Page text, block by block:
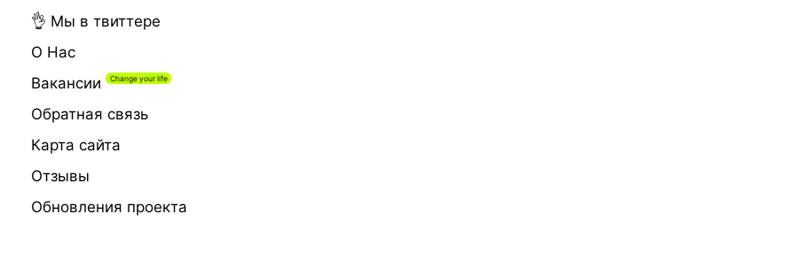
👌 Мы в твиттере
О Нас
Вакансии
Обратная связь
Карта сайта
Отзывы
Обновления проекта